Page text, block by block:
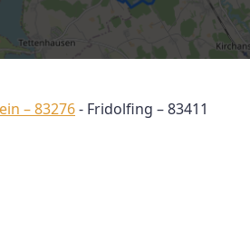
– 83276- Fridolfing – 83411